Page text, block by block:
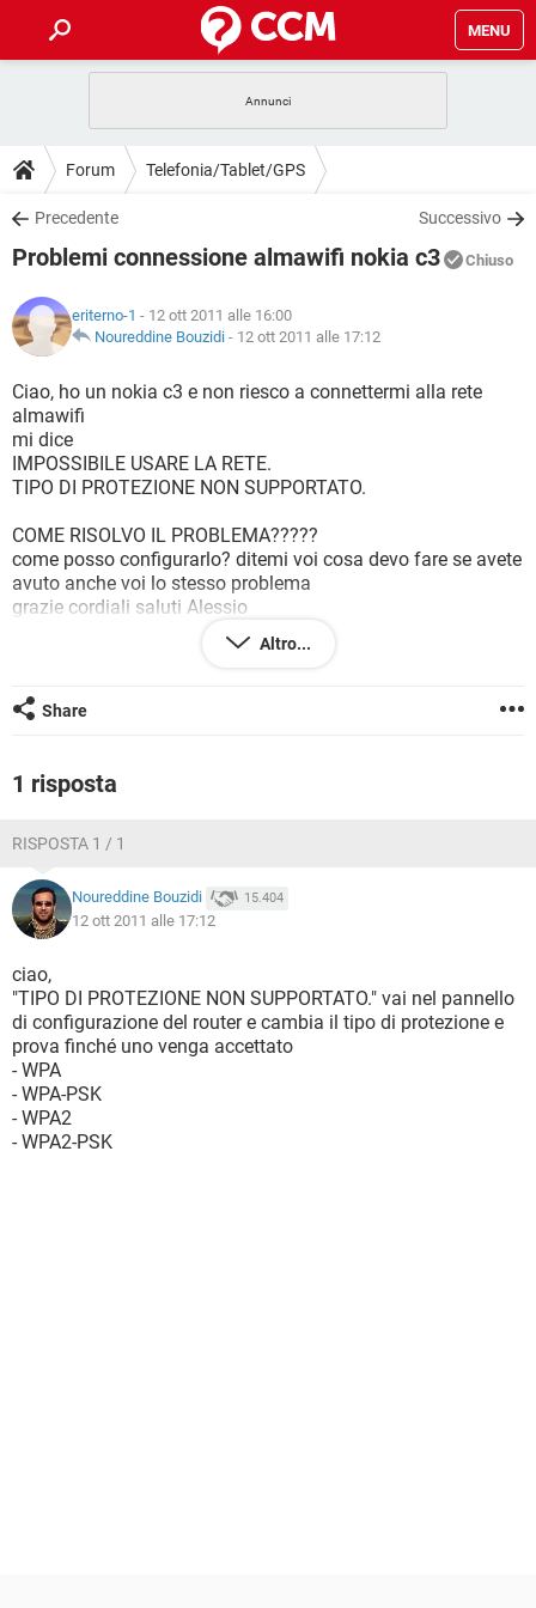
MENU
INTRATTENIMENTO ANDROID
iOS
INSTAGRAM WHATSAPP
TIKTOK
HARDWARE
GUIDE
COVID-19 GAMING
INSTAGRAM WHATSAPP
TIKTOK
HARDWARE
DOWNLOAD
COVID-19 GAMING
INTRATTENIMENTO
iOS WINDOWS 10
INSTAGRAM
TIKTOK
HARDWARE
COVID-19 GAMING
INTRATTENIMENTO
iOS WINDOWS 10
INSTAGRAM
TIKTOK FACEBOOK
GLOSSARIO
COVID-19
INTRATTENIMENTO
iOS
TIKTOK FACEBOOK
HARDWARE
Forum Telefonia/Tablet/GPS
Precedente Successivo
Problemi connessione almawifi nokia c3 Chiuso
eriterno-1 - 12 ott 2011 alle 16:00
Noureddine Bouzidi - 12 ott 2011 alle 17:12
Ciao, ho un nokia c3 e non riesco a connettermi alla rete
almawifi
mi dice
IMPOSSIBILE USARE LA RETE.
TIPO DI PROTEZIONE NON SUPPORTATO.
COME RISOLVO IL PROBLEMA?????
come posso configurarlo? ditemi voi cosa devo fare se avete
avuto anche voi lo stesso problema
grazie cordiali saluti Alessio
Altro...
Share
1 risposta
RISPOSTA 1 / 1
Noureddine Bouzidi 15.404
12 ott 2011 alle 17:12
ciao,
"TIPO DI PROTEZIONE NON SUPPORTATO." vai nel pannello
di configurazione del router e cambia il tipo di protezione e
prova finché uno venga accettato
- WPA
- WPA-PSK
- WPA2
- WPA2-PSK